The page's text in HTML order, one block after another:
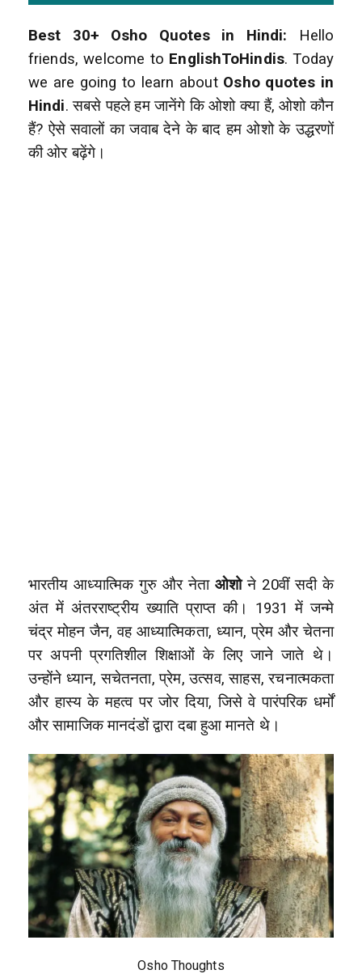
Best 30+ Osho Quotes in Hindi:
Hello
friends, welcome to EnglishToHindis. Today
we are going to learn about Osho quotes in
Hindi. सबसे पहले हम जानेंगे कि ओशो क्या हैं, ओशो कौन
हैं? ऐसे सवालों का जवाब देने के बाद हम ओशो के उद्धरणों
की ओर बढ़ेंगे।
भारतीय आध्यात्मिक गुरु और नेताओशोने 20वीं सदी के
अंत में अंतरराष्ट्रीय ख्याति प्राप्त की। 1931 में जन्मे
चंद्र मोहन जैन, वह आध्यात्मिकता, ध्यान, प्रेम और चेतना
पर अपनी प्रगतिशील शिक्षाओं के लिए जाने जाते थे।
उन्होंने ध्यान, सचेतनता, प्रेम, उत्सव, साहस, रचनात्मकता
और हास्य के महत्व पर जोर दिया, जिसे वे पारंपरिक धर्मों
और सामाजिक मानदंडों द्वारा दबा हुआ मानते थे।
Osho Thoughts